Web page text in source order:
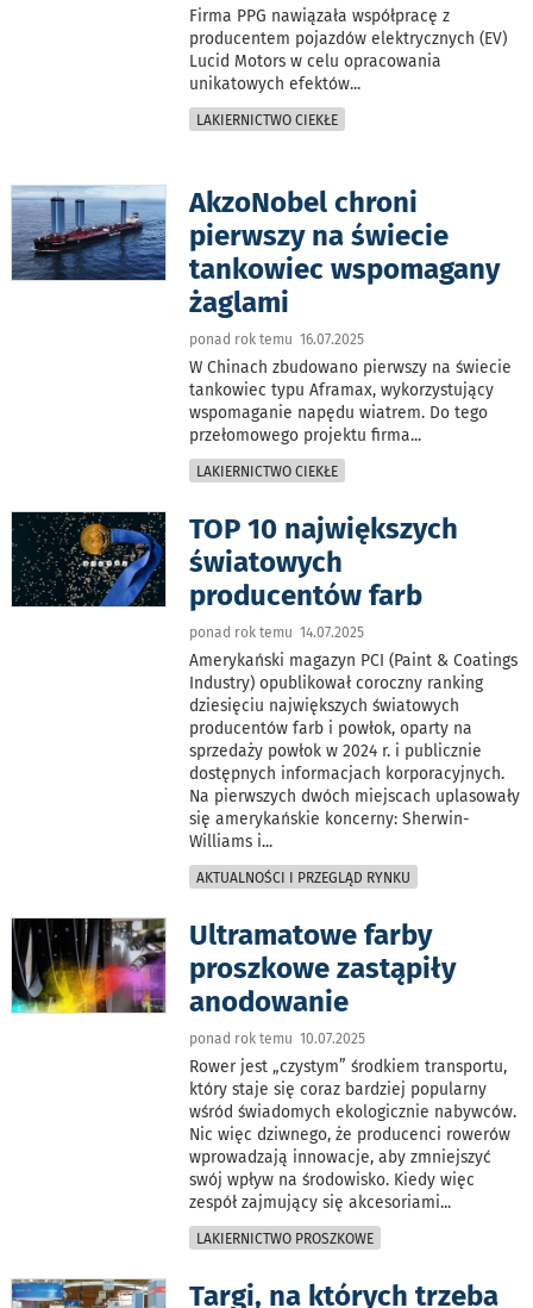
Firma PPG nawiązała współpracę z
producentem pojazdów elektrycznych (EV)
Lucid Motors w celu opracowania
unikatowych efektów...
LAKIERNICTWO CIEKŁE
AkzoNobel chroni
pierwszy na świecie
tankowiec wspomagany
żaglami
ponad rok temu 16.07.2025
W Chinach zbudowano pierwszy na świecie
tankowiec typu Aframax, wykorzystujący
wspomaganie napędu wiatrem. Do tego
przełomowego projektu firma...
LAKIERNICTWO CIEKŁE
TOP 10 największych
światowych
producentów farb
ponad rok temu 14.07.2025
Amerykański magazyn PCI (Paint & Coatings
Industry) opublikował coroczny ranking
dziesięciu największych światowych
producentów farb i powłok, oparty na
sprzedaży powłok w 2024 r. i publicznie
dostępnych informacjach korporacyjnych.
Na pierwszych dwóch miejscach uplasowały
się amerykańskie koncerny: Sherwin-
Williams i...
AKTUALNOŚCI I PRZEGLĄD RYNKU
Ultramatowe farby
proszkowe zastąpiły
anodowanie
ponad rok temu 10.07.2025
Rower jest „czystym” środkiem transportu,
który staje się coraz bardziej popularny
wśród świadomych ekologicznie nabywców.
Nic więc dziwnego, że producenci rowerów
wprowadzają innowacje, aby zmniejszyć
swój wpływ na środowisko. Kiedy więc
zespół zajmujący się akcesoriami...
LAKIERNICTWO PROSZKOWE
Targi, na których trzeba